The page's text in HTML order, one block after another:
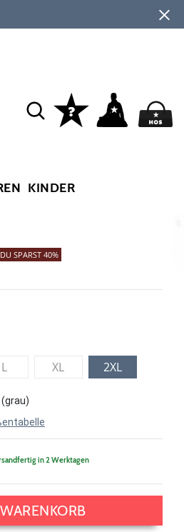
KINDER
DU SPARST 40%
L XL 2XL
in 2 Werktagen